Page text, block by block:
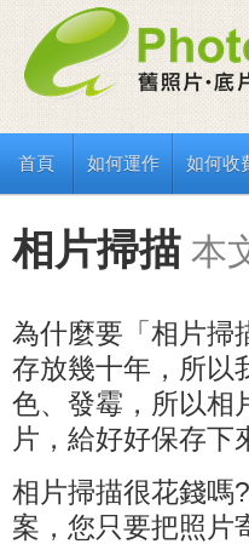
首頁 如何運作 如何收
相片掃描 本
為什麼要「相片掃
存放幾十年，所以
色、發霉，所以相
片，給好好保存下
相片掃描很花錢嗎
案，您只要把照片